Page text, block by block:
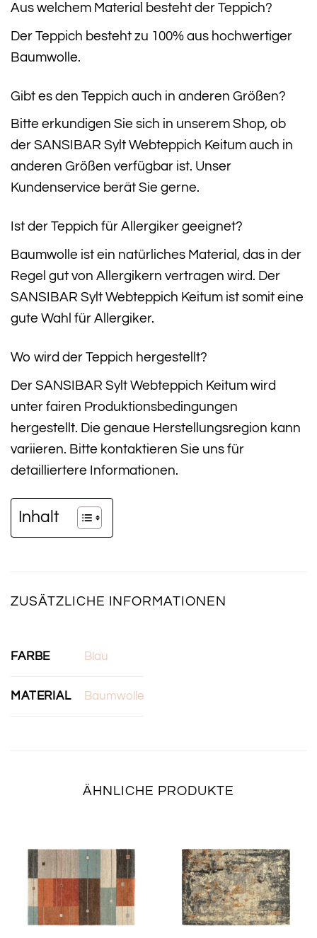
Aus welchem Material besteht der Teppich?
Der Teppich besteht zu 100% aus hochwertiger
Baumwolle.
Gibt es den Teppich auch in anderen Größen?
Bitte erkundigen Sie sich in unserem Shop, ob
der SANSIBAR Sylt Webteppich Keitum auch in
anderen Größen verfügbar ist. Unser
Kundenservice berät Sie gerne.
Ist der Teppich für Allergiker geeignet?
Baumwolle ist ein natürliches Material, das in der
Regel gut von Allergikern vertragen wird. Der
SANSIBAR Sylt Webteppich Keitum ist somit eine
gute Wahl für Allergiker.
Wo wird der Teppich hergestellt?
Der SANSIBAR Sylt Webteppich Keitum wird
unter fairen Produktionsbedingungen
hergestellt. Die genaue Herstellungsregion kann
variieren. Bitte kontaktieren Sie uns für
detailliertere Informationen.
Inhalt
ZUSÄTZLICHE INFORMATIONEN
FARBE Blau
MATERIAL Baumwolle
ÄHNLICHE PRODUKTE